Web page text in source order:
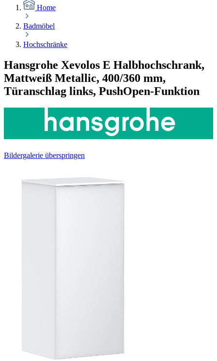
Home
Badmöbel
Hochschränke
Hansgrohe Xevolos E Halbhochschrank,
Mattweiß Metallic, 400/360 mm,
Türanschlag links, PushOpen-Funktion
Bildergalerie überspringen